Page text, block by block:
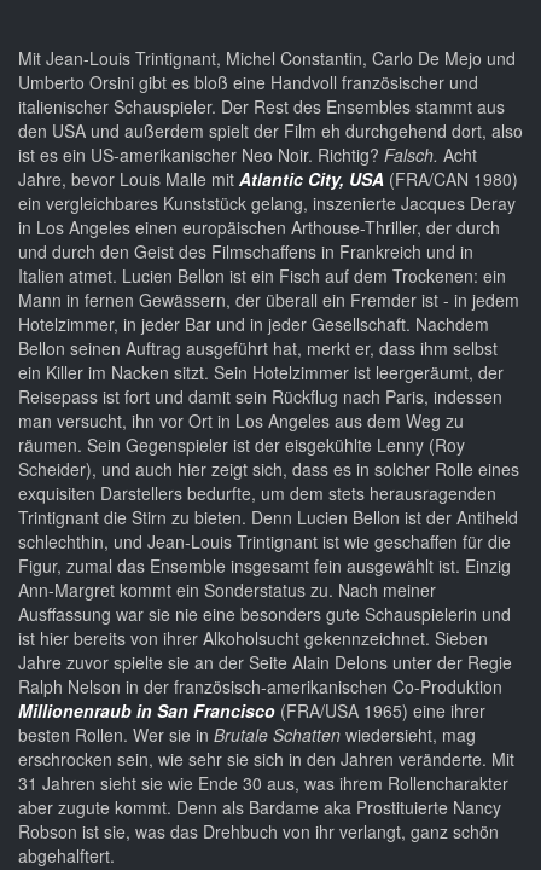
Mit Jean-Louis Trintignant, Michel Constantin, Carlo De Mejo und
Umberto Orsini gibt es bloß eine Handvoll französischer und
italienischer Schauspieler. Der Rest des Ensembles stammt aus
den USA und außerdem spielt der Film eh durchgehend dort, also
ist es ein US-amerikanischer Neo Noir. Richtig? Falsch. Acht
Jahre, bevor Louis Malle mit Atlantic City, USA (FRA/CAN 1980)
ein vergleichbares Kunststück gelang, inszenierte Jacques Deray
in Los Angeles einen europäischen Arthouse-Thriller, der durch
und durch den Geist des Filmschaffens in Frankreich und in
Italien atmet. Lucien Bellon ist ein Fisch auf dem Trockenen: ein
Mann in fernen Gewässern, der überall ein Fremder ist - in jedem
Hotelzimmer, in jeder Bar und in jeder Gesellschaft. Nachdem
Bellon seinen Auftrag ausgeführt hat, merkt er, dass ihm selbst
ein Killer im Nacken sitzt. Sein Hotelzimmer ist leergeräumt, der
Reisepass ist fort und damit sein Rückflug nach Paris, indessen
man versucht, ihn vor Ort in Los Angeles aus dem Weg zu
räumen. Sein Gegenspieler ist der eisgekühlte Lenny (Roy
Scheider), und auch hier zeigt sich, dass es in solcher Rolle eines
exquisiten Darstellers bedurfte, um dem stets herausragenden
Trintignant die Stirn zu bieten. Denn Lucien Bellon ist der Antiheld
schlechthin, und Jean-Louis Trintignant ist wie geschaffen für die
Figur, zumal das Ensemble insgesamt fein ausgewählt ist. Einzig
Ann-Margret kommt ein Sonderstatus zu. Nach meiner
Ausffassung war sie nie eine besonders gute Schauspielerin und
ist hier bereits von ihrer Alkoholsucht gekennzeichnet. Sieben
Jahre zuvor spielte sie an der Seite Alain Delons unter der Regie
Ralph Nelson in der französisch-amerikanischen Co-Produktion
Millionenraub in San Francisco (FRA/USA 1965) eine ihrer
besten Rollen. Wer sie in Brutale Schatten wiedersieht, mag
erschrocken sein, wie sehr sie sich in den Jahren veränderte. Mit
31 Jahren sieht sie wie Ende 30 aus, was ihrem Rollencharakter
aber zugute kommt. Denn als Bardame aka Prostituierte Nancy
Robson ist sie, was das Drehbuch von ihr verlangt, ganz schön
abgehalftert.